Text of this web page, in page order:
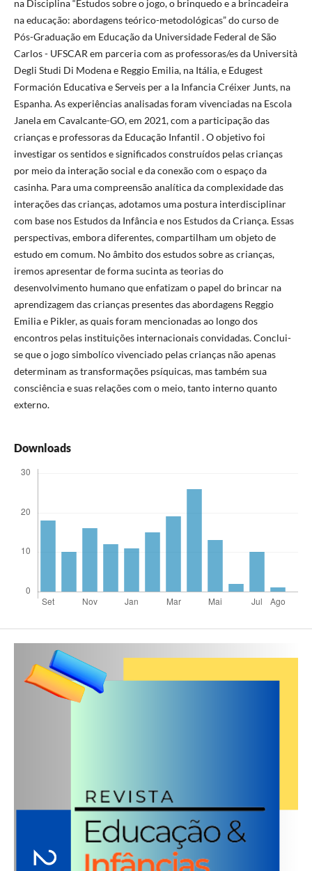
na Disciplina “Estudos sobre o jogo, o brinquedo e a brincadeira
na educação: abordagens teórico-metodológicas” do curso de
Pós-Graduação em Educação da Universidade Federal de São
Carlos - UFSCAR em parceria com as professoras/es da Università
Degli Studi Di Modena e Reggio Emilia, na Itália, e Edugest
Formación Educativa e Serveis per a la Infancia Créixer Junts, na
Espanha. As experiências analisadas foram vivenciadas na Escola
Janela em Cavalcante-GO, em 2021, com a participação das
crianças e professoras da Educação Infantil . O objetivo foi
investigar os sentidos e significados construídos pelas crianças
por meio da interação social e da conexão com o espaço da
casinha. Para uma compreensão analítica da complexidade das
interações das crianças, adotamos uma postura interdisciplinar
com base nos Estudos da Infância e nos Estudos da Criança. Essas
perspectivas, embora diferentes, compartilham um objeto de
estudo em comum. No âmbito dos estudos sobre as crianças,
iremos apresentar de forma sucinta as teorias do
desenvolvimento humano que enfatizam o papel do brincar na
aprendizagem das crianças presentes das abordagens Reggio
Emilia e Pikler, as quais foram mencionadas ao longo dos
encontros pelas instituições internacionais convidadas. Conclui-
se que o jogo simbolíco vivenciado pelas crianças não apenas
determinam as transformações psíquicas, mas também sua
consciência e suas relações com o meio, tanto interno quanto
externo.
Downloads